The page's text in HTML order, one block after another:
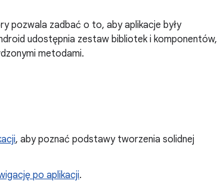
pozwala zadbać o to, aby aplikacje były
udostępnia zestaw bibliotek i komponentów,
metodami.
, aby poznać podstawy tworzenia solidnej
po aplikacji.